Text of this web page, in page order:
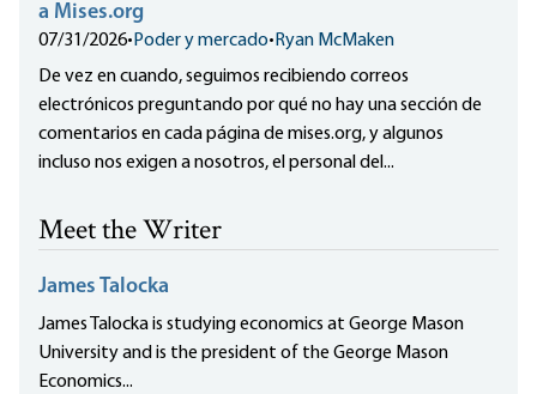
a Mises.org
07/31/2026•Poder y mercado•Ryan McMaken
De vez en cuando, seguimos recibiendo correos
electrónicos preguntando por qué no hay una sección de
comentarios en cada página de mises.org, y algunos
incluso nos exigen a nosotros, el personal del...
Meet the Writer
James Talocka
James Talocka is studying economics at George Mason
University and is the president of the George Mason
Economics...